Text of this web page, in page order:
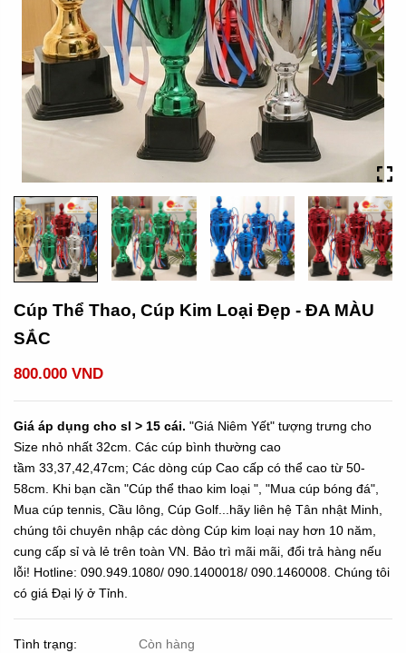
Cúp Thể Thao, Cúp Kim Loại Đẹp - ĐA MÀU
SẮC
800.000 VND
Giá áp dụng cho sl > 15 cái. "Giá Niêm Yết" tượng trưng cho
Size nhỏ nhất 32cm. Các cúp bình thường cao
tầm 33,37,42,47cm; Các dòng cúp Cao cấp có thể cao từ 50-
58cm. Khi bạn cần "Cúp thể thao kim loại ", "Mua cúp bóng đá",
Mua cúp tennis, Cầu lông, Cúp Golf...hãy liên hệ Tân nhật Minh,
chúng tôi chuyên nhập các dòng Cúp kim loại nay hơn 10 năm,
cung cấp sỉ và lẻ trên toàn VN. Bảo trì mãi mãi, đổi trả hàng nếu
lỗi! Hotline: 090.949.1080/ 090.1400018/ 090.1460008. Chúng tôi
có giá Đại lý ở Tỉnh.
Tình trạng: Còn hàng